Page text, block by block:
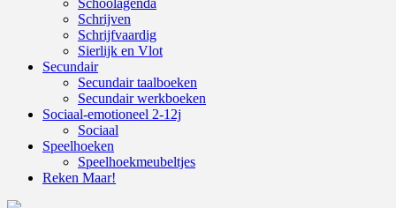
Schoolagenda
Schrijven
Schrijfvaardig
Sierlijk en Vlot
Secundair
Secundair taalboeken
Secundair werkboeken
Sociaal-emotioneel 2-12j
Sociaal
Speelhoeken
Speelhoekmeubeltjes
Reken Maar!